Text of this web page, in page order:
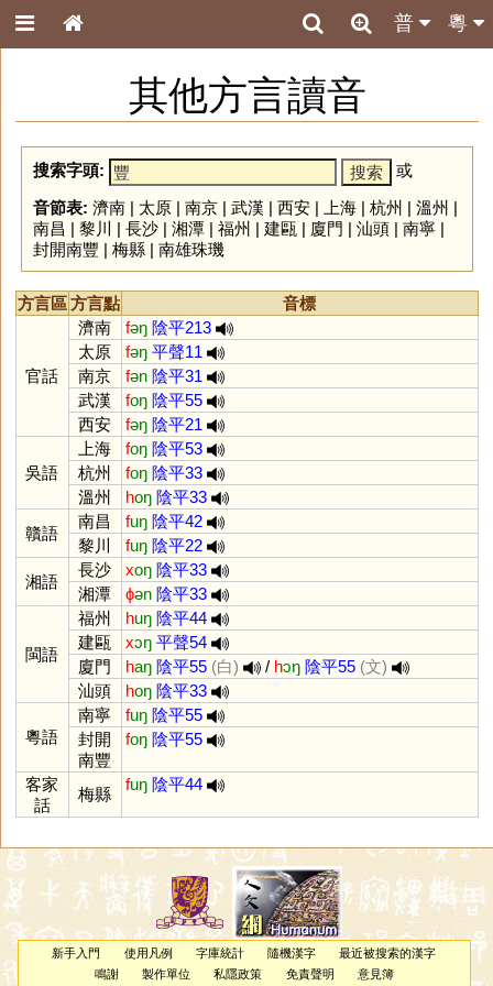
粵
普
其他方言讀音
搜索字頭:
或
音節表: 濟南| 太原| 南京| 武漢 | 西安| 上海| 杭州 | 溫州 |
南昌 | 黎川 | 長沙| 湘潭| 福州 | 建甌 | 廈門 | 汕頭| 南寧|
封開南豐 | 梅縣| 南雄珠璣
方言區方言點 音標
官話
濟南 fəŋ 陰平213
太原
fəŋ 平聲11
南京
fən 陰平31
武漢
foŋ 陰平55
西安
fəŋ 陰平21
吳語
上海 foŋ 陰平53
杭州
foŋ 陰平33
溫州
hoŋ 陰平33
贛語
南昌 fuŋ 陰平42
黎川
fuŋ 陰平22
湘語
長沙 xoŋ 陰平33
湘潭
ɸən 陰平33
閩語
福州 huŋ 陰平44
建甌
xɔŋ 平聲54
廈門
haŋ 陰平55 (白) / hɔŋ 陰平55 (文)
汕頭
hoŋ 陰平33
粵語
南寧 fuŋ 陰平55
封開
南豐
foŋ 陰平55
客家
話
梅縣
fuŋ 陰平44
新手入門 使用凡例 字庫統計 隨機漢字
最近被搜索的漢字
鳴謝
製作單位 私隱政策 免責聲明 意見簿